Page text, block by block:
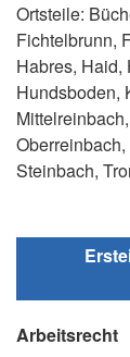
Ortsteile:
Fichtelbrunn,
Habres, Haid,
Hundsboden,
Steinbach,
Arbeitsrecht